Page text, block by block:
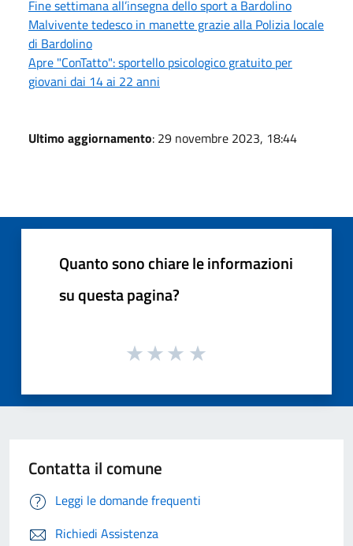
Fine settimana all’insegna dello sport a Bardolino
Malvivente tedesco in manette grazie alla Polizia locale
di Bardolino
Apre "ConTatto": sportello psicologico gratuito per
giovani dai 14 ai 22 anni
Ultimo aggiornamento: 29 novembre 2023, 18:44
Quanto sono chiare le informazioni
su questa pagina?
Contatta il comune
Leggi le domande frequenti
Richiedi Assistenza